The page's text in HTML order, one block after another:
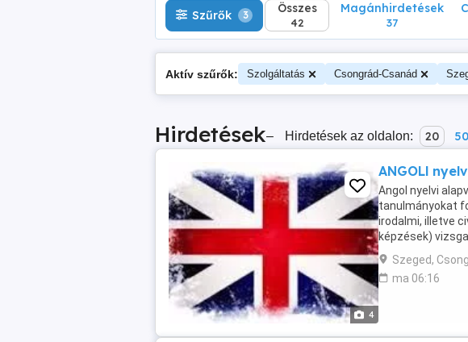
Szűrők 3 Összes
42
Magánhirdetések
37
Aktív szűrők: Szolgáltatás Csongrád-Csanád
Hirdetések– Hirdetések az oldalon: 20 50
4
ANGOLl
Angol nyelvi
tanulmányokat
irodalmi, illetve
képzések)
felzárkóztatás,
Szeged,
ma 06:16